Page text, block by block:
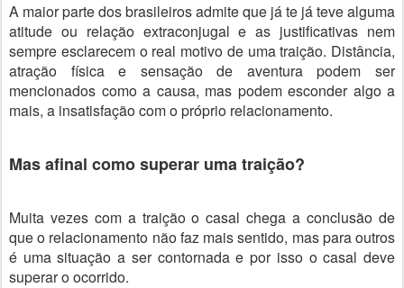
A maior parte dos brasileiros admite que já te já teve alguma
atitude ou relação extraconjugal e as justificativas nem
sempre esclarecem o real motivo de uma traição. Distância,
atração física e sensação de aventura podem ser
mencionados como a causa, mas podem esconder algo a
mais, a insatisfação com o próprio relacionamento.
Mas afinal como superar uma traição?
Muita vezes com a traição o casal chega a conclusão de
que o relacionamento não faz mais sentido, mas para outros
é uma situação a ser contornada e por isso o casal deve
superar o ocorrido.